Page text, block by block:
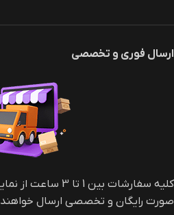
ارسال فوری و تخصصی
کلیه سفارشات بین
صورت رایگان و تخصصی ارسال